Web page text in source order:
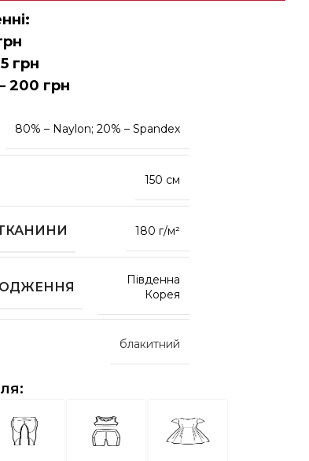
грн
200 грн
80% – Naylon; 20% – Spandex
150 см
180 г/м²
Південна
Корея
блакитний